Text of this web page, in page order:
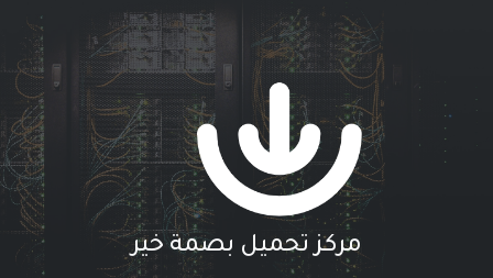
مركز تحميل بصمة خير